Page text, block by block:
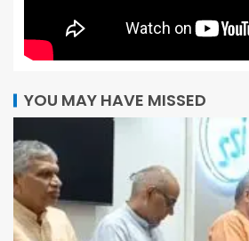
YOU MAY HAVE MISSED